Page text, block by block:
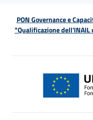
PON Governance e
"Qualificazione dell'INAIL